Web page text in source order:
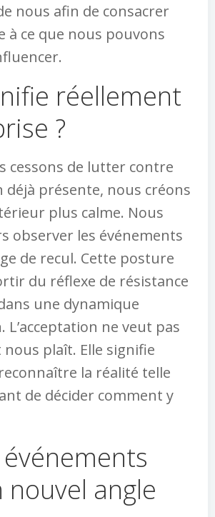
nous afin de consacrer
à ce que nous pouvons
réellement
?
cessons de lutter contre
présente, nous créons
plus calme. Nous
observer les événements
de recul. Cette posture
du réflexe de résistance
une dynamique
L’acceptation ne veut pas
plaît. Elle signifie
la réalité telle
de décider comment y
nouvel angle